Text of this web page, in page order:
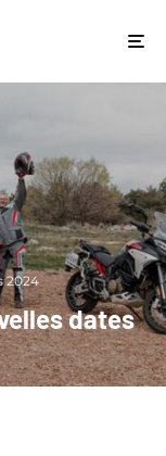
2024
dates